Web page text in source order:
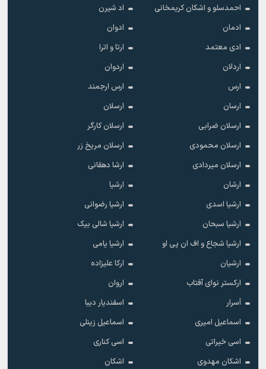
احمدسلو و اشکان کریمخانی
اد شیرن
ادمان
ادوان
ادی معتمد
ارتا و اترا
اردلان
اردوان
ارس
ارس ارجمند
ارسان
ارسلان
ارسلان ضرابی
ارسلان کارگر
ارسلان محمودی
ارسلان مریخ زر
ارسلان میردادی
ارشا دهقانی
ارشان
ارشیا
ارشیا اسدی
ارشیا رضوانی
ارشیا سبحان
ارشیا شالی بیک
ارشیا شجاع و اف ان پی او
ارشیا یامی
ارشیان
ارکا علیزاده
ارکستر نوای آفتاب
اروان
اَسرار
اسفندیار دیبا
اسماعیل امیری
اسماعیل زینلی
اسی خیراتی
اسی کناری
اشکان مهدوى
اشکان